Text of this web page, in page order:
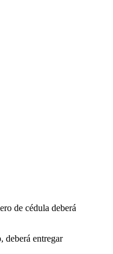
de cédula deberá
deberá entregar